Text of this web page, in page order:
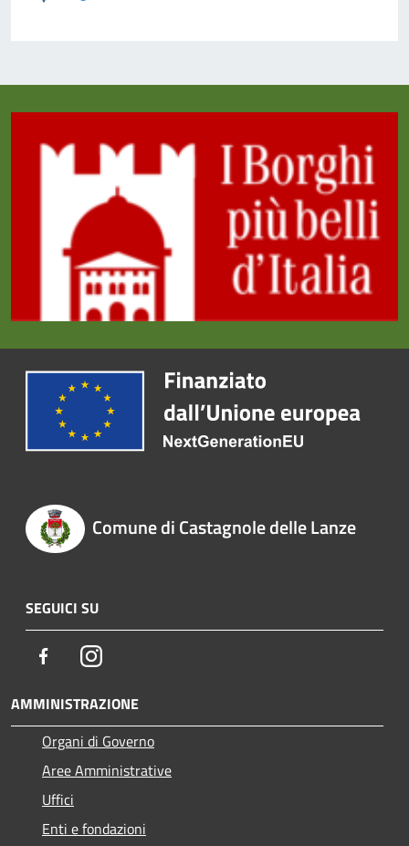
Comune di Castagnole delle Lanze
SEGUICI SU
FacebookInstagram
AMMINISTRAZIONE
Organi di Governo
Aree Amministrative
Uffici
Enti e fondazioni